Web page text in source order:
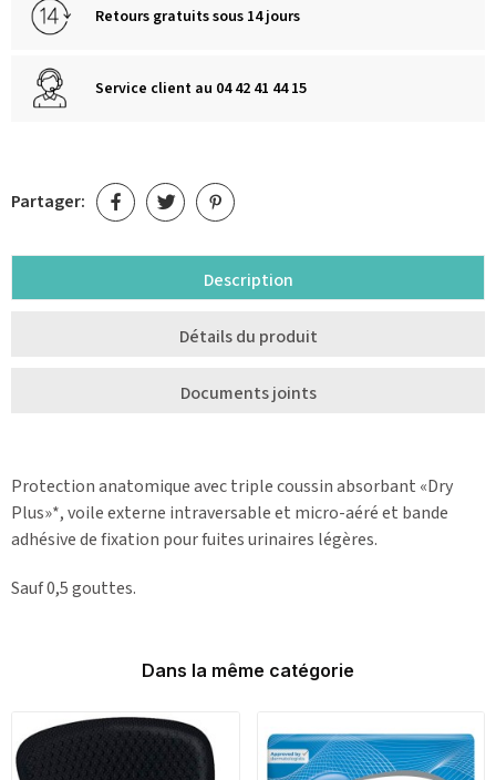
Retours gratuits sous 14 jours
Service client au 04 42 41 44 15
Partager:
Description
Détails du produit
Documents joints
Protection anatomique avec triple coussin absorbant «Dry
Plus»*, voile externe intraversable et micro-aéré et bande
adhésive de fixation pour fuites urinaires légères.
Sauf 0,5 gouttes.
Dans la même catégorie